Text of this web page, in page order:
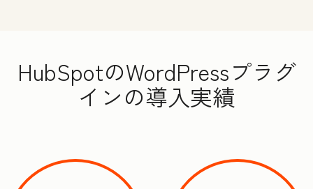
HubSpotのWordPressプラグ
インの導入実績